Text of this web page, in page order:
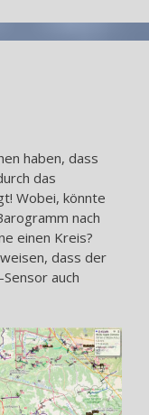
haben, dass
das
Wobei, könnte
nach
einen Kreis?
dass der
auch